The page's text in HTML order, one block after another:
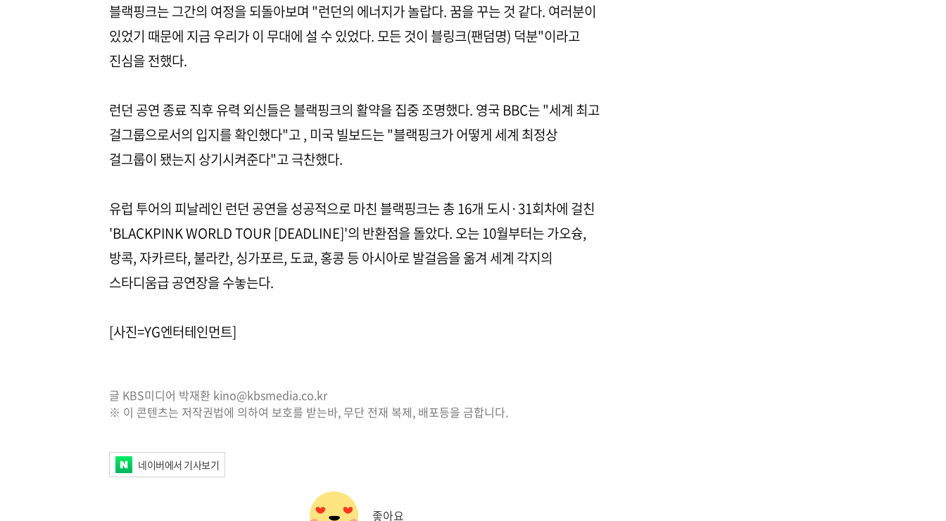
블랙핑크는 그간의 여정을 되돌아보며 "런던의 에너지가 놀랍다. 꿈을 꾸는 것 같다. 여러분이
있었기 때문에 지금 우리가 이 무대에 설 수 있었다. 모든 것이 블링크(팬덤명) 덕분"이라고
진심을 전했다.
런던 공연 종료 직후 유력 외신들은 블랙핑크의 활약을 집중 조명했다. 영국 BBC는 "세계 최고
걸그룹으로서의 입지를 확인했다"고 , 미국 빌보드는 "블랙핑크가 어떻게 세계 최정상
걸그룹이 됐는지 상기시켜준다"고 극찬했다.
유럽 투어의 피날레인 런던 공연을 성공적으로 마친 블랙핑크는 총 16개 도시·31회차에 걸친
'BLACKPINK WORLD TOUR [DEADLINE]'의 반환점을 돌았다. 오는 10월부터는 가오슝,
방콕, 자카르타, 불라칸, 싱가포르, 도쿄, 홍콩 등 아시아로 발걸음을 옮겨 세계 각지의
스타디움급 공연장을 수놓는다.
[사진=YG엔터테인먼트]
글 KBS미디어 박재환 kino@kbsmedia.co.kr
※ 이 콘텐츠는 저작권법에 의하여 보호를 받는바, 무단 전재 복제, 배포등을 금합니다.
네이버에서 기사보기
좋아요